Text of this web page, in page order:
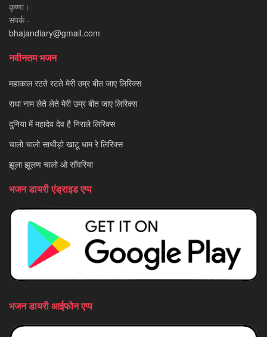
कृष्णा।
संपर्क -
bhajandiary@gmail.com
नवीनतम भजन
महाकाल रटते रटते मेरी उम्र बीत जाए लिरिक्स
राधा नाम लेते लेते मेरी उम्र बीत जाए लिरिक्स
दुनिया में महादेव देव है निराले लिरिक्स
चालो चालो साथीड़ो खाटू धाम रे लिरिक्स
झूला झूलण चालो ओ साँवरिया
भजन डायरी एंड्राइड एप्प
भजन डायरी आईफोन एप्प